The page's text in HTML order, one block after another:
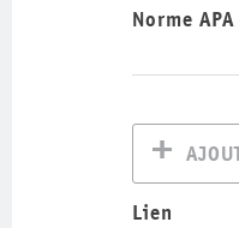
Norme APA
Lien